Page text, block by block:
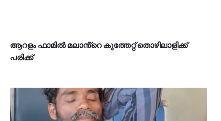
ആറളം ഫാമിൽ മലാൻ്റെ കുത്തേറ്റ് തൊഴിലാളിക്ക്
പരിക്ക്